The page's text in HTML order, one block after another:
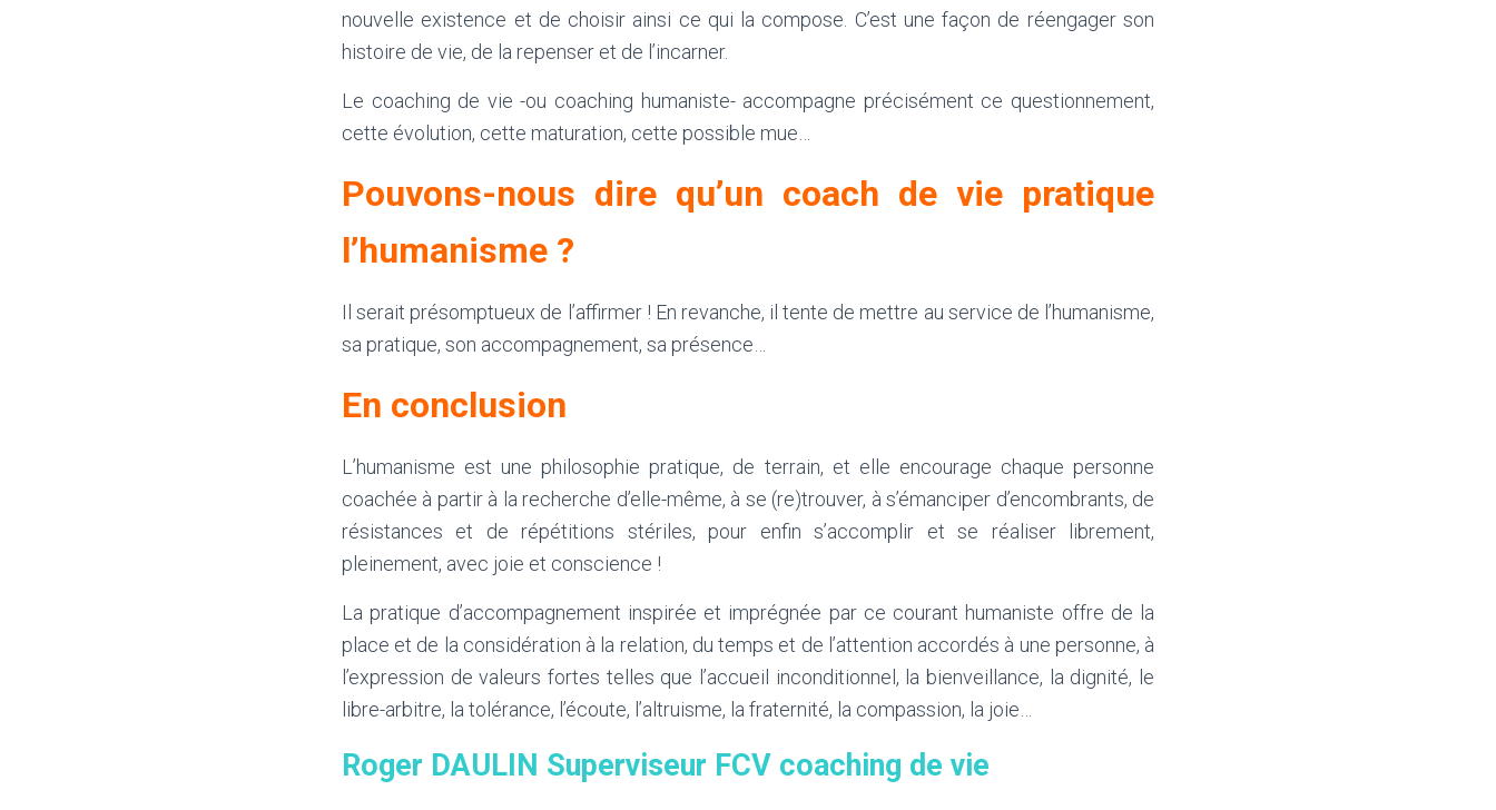
nouvelle existence et de choisir ainsi ce qui la compose. C’est une façon de réengager son
histoire de vie, de la repenser et de l’incarner.
Le coaching de vie -ou coaching humaniste- accompagne précisément ce questionnement,
cette évolution, cette maturation, cette possible mue…
Pouvons-nous dire qu’un coach de vie pratique
l’humanisme ?
Il serait présomptueux de l’affirmer ! En revanche, il tente de mettre au service de l’humanisme,
sa pratique, son accompagnement, sa présence…
En conclusion
L’humanisme est une philosophie pratique, de terrain, et elle encourage chaque personne
coachée à partir à la recherche d’elle-même, à se (re)trouver, à s’émanciper d’encombrants, de
résistances et de répétitions stériles, pour enfin s’accomplir et se réaliser librement,
pleinement, avec joie et conscience !
La pratique d’accompagnement inspirée et imprégnée par ce courant humaniste offre de la
place et de la considération à la relation, du temps et de l’attention accordés à une personne, à
l’expression de valeurs fortes telles que l’accueil inconditionnel, la bienveillance, la dignité, le
libre-arbitre, la tolérance, l’écoute, l’altruisme, la fraternité, la compassion, la joie…
Roger DAULIN Superviseur FCV coaching de vie